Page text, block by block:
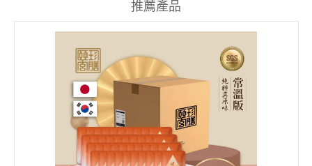
推薦產品